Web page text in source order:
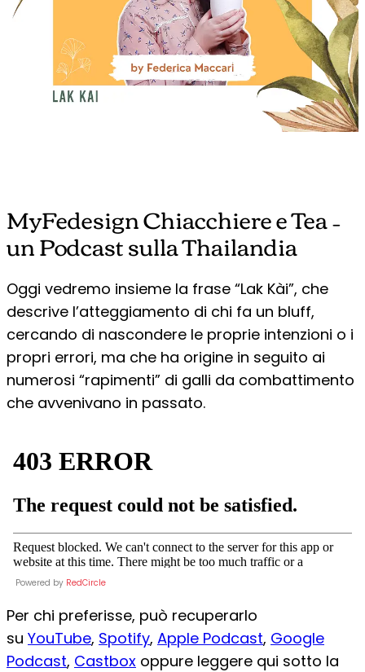
MyFedesign Chiacchiere e Tea –
un Podcast sulla Thailandia
Oggi vedremo insieme la frase “Lak Kài”, che
descrive l’atteggiamento di chi fa un bluff,
cercando di nascondere le proprie intenzioni o i
propri errori, ma che ha origine in seguito ai
numerosi “rapimenti” di galli da combattimento
che avvenivano in passato.
Powered by RedCircle
Per chi preferisse, può recuperarlo
su YouTube, Spotify, Apple Podcast, Google
Podcast, Castbox oppure leggere qui sotto la